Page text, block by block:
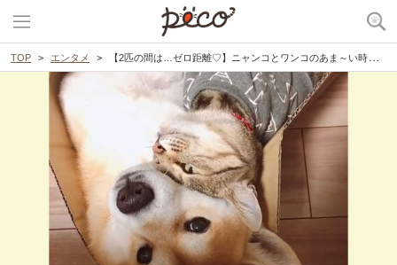
TOP エンタメ 【2匹の間は…ゼロ距離♡】ニャンコとワンコのあま～い時間。目に焼き付けたいほど愛おしい！